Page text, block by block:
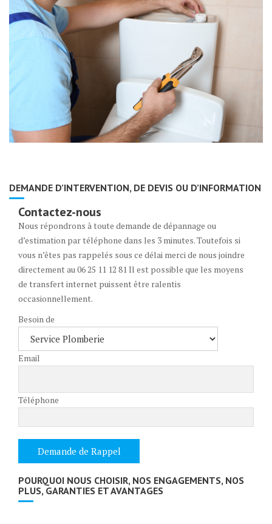
DEMANDE D’INTERVENTION, DE DEVIS OU D’INFORMATION
Contactez-nous
Nous répondrons à toute demande de dépannage ou
d’estimation par téléphone dans les 3 minutes. Toutefois si
vous n’êtes pas rappelés sous ce délai merci de nous joindre
directement au 06 25 11 12 81 Il est possible que les moyens
de transfert internet puissent être ralentis
occasionnellement.
Besoin de
Email
Téléphone
POURQUOI NOUS CHOISIR, NOS ENGAGEMENTS, NOS
PLUS, GARANTIES ET AVANTAGES